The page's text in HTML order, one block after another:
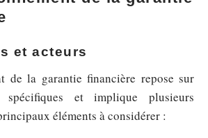
et acteurs
de la garantie financière repose sur
spécifiques et implique plusieurs
éléments à considérer :